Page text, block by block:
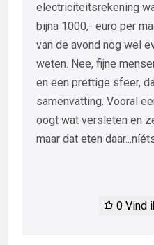
electriciteitsrekening
bijna 1000,- euro per
van de avond nog wel
weten. Nee, fijne
en een prettige sfeer,
samenvatting. Vooral
oogt wat versleten en
maar dat eten
0 Vind